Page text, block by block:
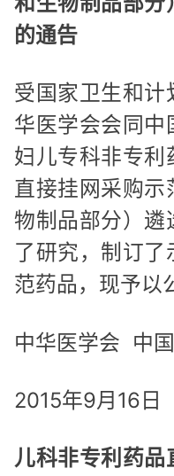
的通告
受国家卫生和计
华医学会会同中
妇儿专科非专利
直接挂网采购示
物制品部分）遴
了研究，制订
范药品，现予以
中华医学会 中
2015年9月16日
儿科非专利药品